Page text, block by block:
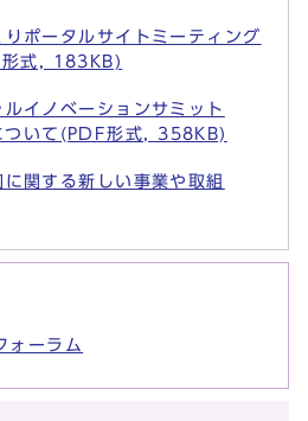
ポータルサイトミーティング
形式, 183KB)
イノベーションサミット
いて(PDF形式, 358KB)
関する新しい事業や取組
ォーラム